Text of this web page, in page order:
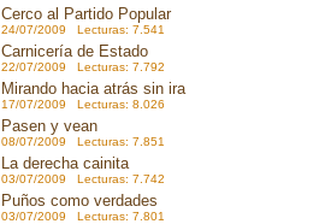
Cerco al Partido Popular
24/07/2009 Lecturas: 7.541
Carnicería de Estado
22/07/2009 Lecturas: 7.792
Mirando hacia atrás sin ira
17/07/2009 Lecturas: 8.026
Pasen y vean
08/07/2009 Lecturas: 7.851
La derecha cainita
03/07/2009 Lecturas: 7.742
Puños como verdades
03/07/2009 Lecturas: 7.801